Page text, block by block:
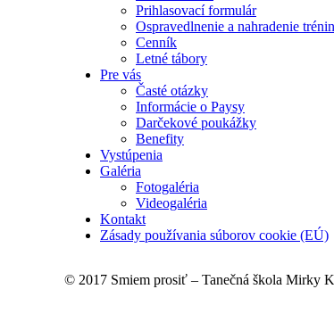
Prihlasovací formulár
Ospravedlnenie a nahradenie
Cenník
Letné tábory
Pre vás
Časté otázky
Informácie o Paysy
Darčekové poukážky
Benefity
Vystúpenia
Galéria
Fotogaléria
Videogaléria
Kontakt
Zásady používania súborov cookie (EÚ)
© 2017 Smiem prosiť – Tanečná škola Mirky